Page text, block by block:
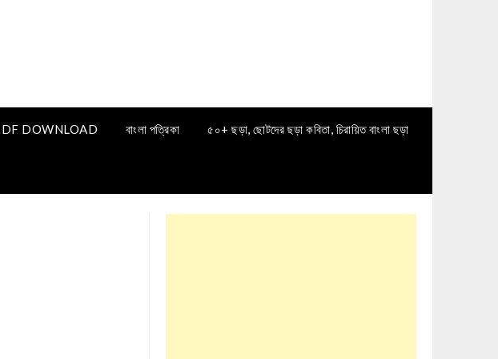
DOWNLOAD বাংলা পত্রিকা ৫০+ ছড়া, ছোটদের ছড়া কবিতা, চিরায়িত বাংলা ছড়া